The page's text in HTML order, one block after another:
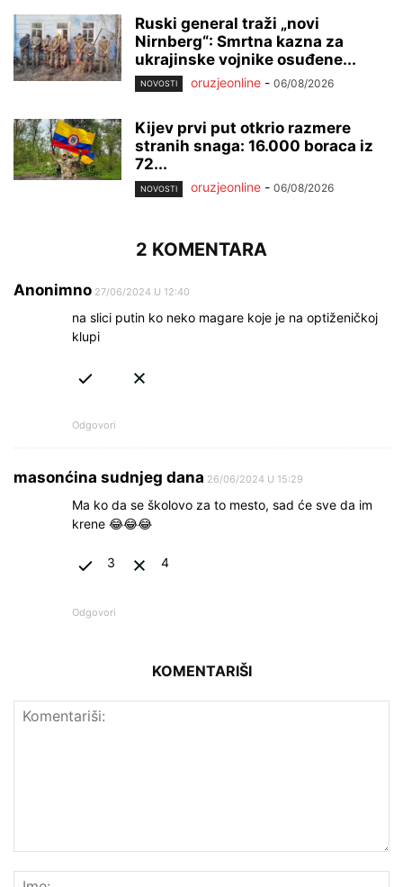
Ruski general traži „novi
Nirnberg“: Smrtna kazna za
ukrajinske vojnike osuđene...
NOVOSTI oruzjeonline - 06/08/2026
Kijev prvi put otkrio razmere
stranih snaga: 16.000 boraca iz
72...
NOVOSTI oruzjeonline - 06/08/2026
2 KOMENTARA
Anonimno 27/06/2024 U 12:40
na slici putin ko neko magare koje je na optiženičkoj
klupi
Odgovori
masonćina sudnjeg dana 26/06/2024 U 15:29
Ma ko da se školovo za to mesto, sad će sve da im
krene 😂😂😂
3 4
Odgovori
KOMENTARIŠI